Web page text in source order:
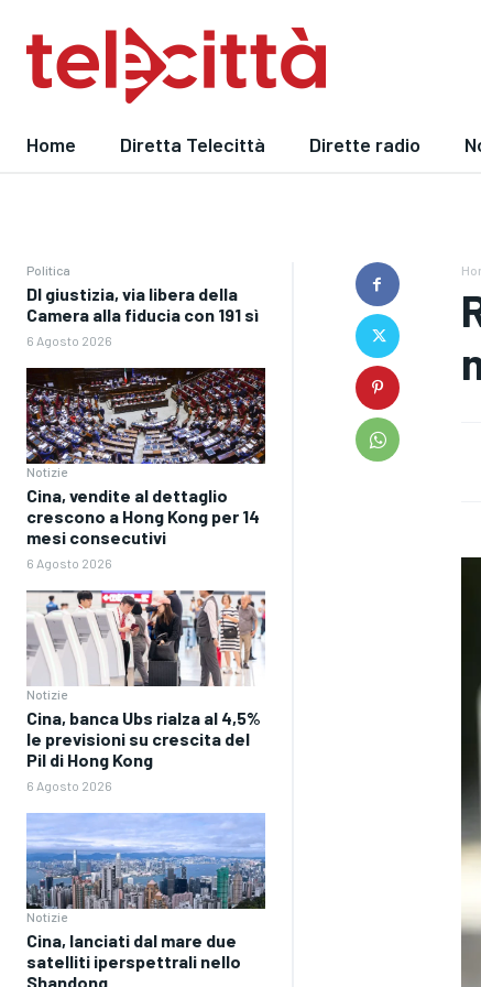
Home Diretta Telecittà Dirette radio
Politica
Dl giustizia, via libera della
Camera alla fiducia con 191 sì
6 Agosto 2026
Notizie
Cina, vendite al dettaglio
crescono a Hong Kong per 14
mesi consecutivi
6 Agosto 2026
Notizie
Cina, banca Ubs rialza al 4,5%
le previsioni su crescita del
Pil di Hong Kong
6 Agosto 2026
Notizie
Cina, lanciati dal mare due
satelliti iperspettrali nello
Shandong